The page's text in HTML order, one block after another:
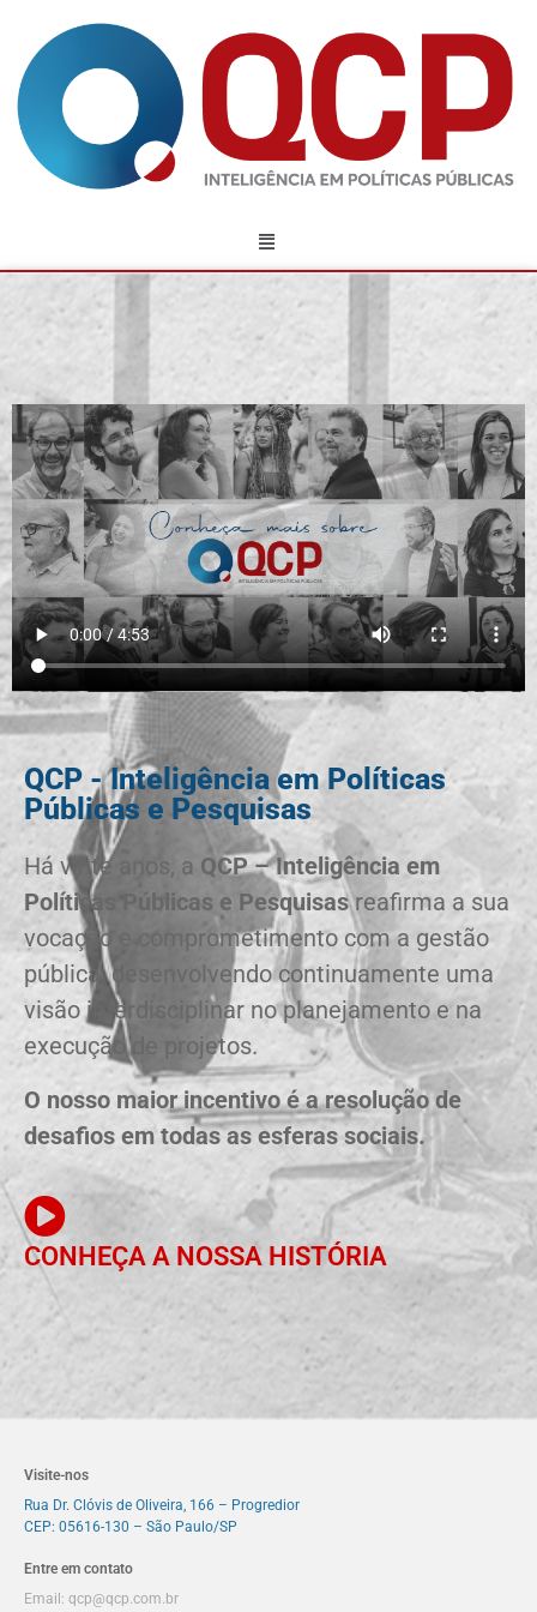
QCP - Inteligência em Políticas
Públicas e Pesquisas
Há vinte anos, a QCP – Inteligência em
Políticas Públicas e Pesquisasreafirma a sua
vocação e comprometimento com a gestão
pública, desenvolvendo continuamente uma
visão interdisciplinar no planejamento e na
execução de projetos.
O nosso maior incentivo é a resolução de
desafios em todas as esferas sociais.
CONHEÇA A NOSSA HISTÓRIA
Visite-nos
Rua Dr. Clóvis de Oliveira, 166 – Progredior
CEP: 05616-130 – São Paulo/SP
Entre em contato
Email: qcp@qcp.com.br